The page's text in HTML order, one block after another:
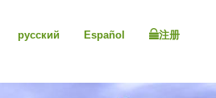
русский Español 注册